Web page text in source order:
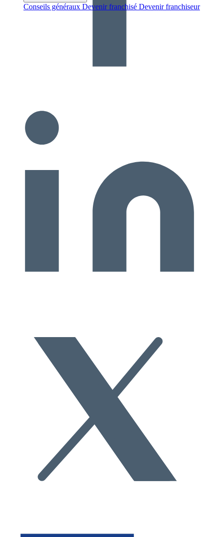
Conseils généraux Devenir franchisé Devenir franchiseur